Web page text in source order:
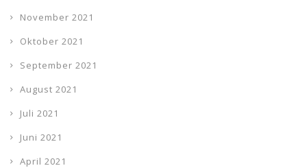
November 2021
Oktober 2021
September 2021
August 2021
Juli 2021
Juni 2021
April 2021